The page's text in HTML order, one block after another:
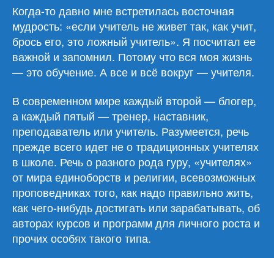
так,
учит?
Когда-то давно мне встретилась восточная
мудрость: «если учитель не живет так, как учит,
брось его, это ложный учитель». Я посчитал ее
важной и запомнил. Потому что вся моя жизнь
— это обучение. А все и всё вокруг — учителя.
В современном мире каждый второй — блогер,
а каждый пятый — тренер, наставник,
преподаватель или учитель. Разумеется, речь
прежде всего идет не о традиционных учителях
в школе. Речь о разного рода гуру, «учителях»
от мира единоборств и религии, всевозможных
проповедниках того, как надо правильно жить,
как чего-нибудь достигать или зарабатывать, об
авторах курсов и программ для личного роста и
прочих особях такого типа.